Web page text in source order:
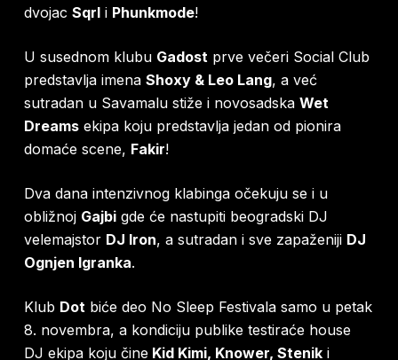
dvojac Sqrli Phunkmode!
U susednom klubu Gadostprve večeri Social Club
predstavlja imena Shoxy & Leo Lang, a već
sutradan u Savamalu stiže i novosadska Wet
Dreamsekipa koju predstavlja jedan od pionira
domaće scene, Fakir!
Dva dana intenzivnog klabinga očekuju se i u
obližnoj Gajbigde će nastupiti beogradski DJ
velemajstor DJ Iron, a sutradan i sve zapaženiji DJ
Ognjen Igranka.
Klub Dotbiće deo No Sleep Festivala samo u petak
8. novembra, a kondiciju publike testiraće house
DJ ekipa koju čineKid Kimi, Knower, Steniki